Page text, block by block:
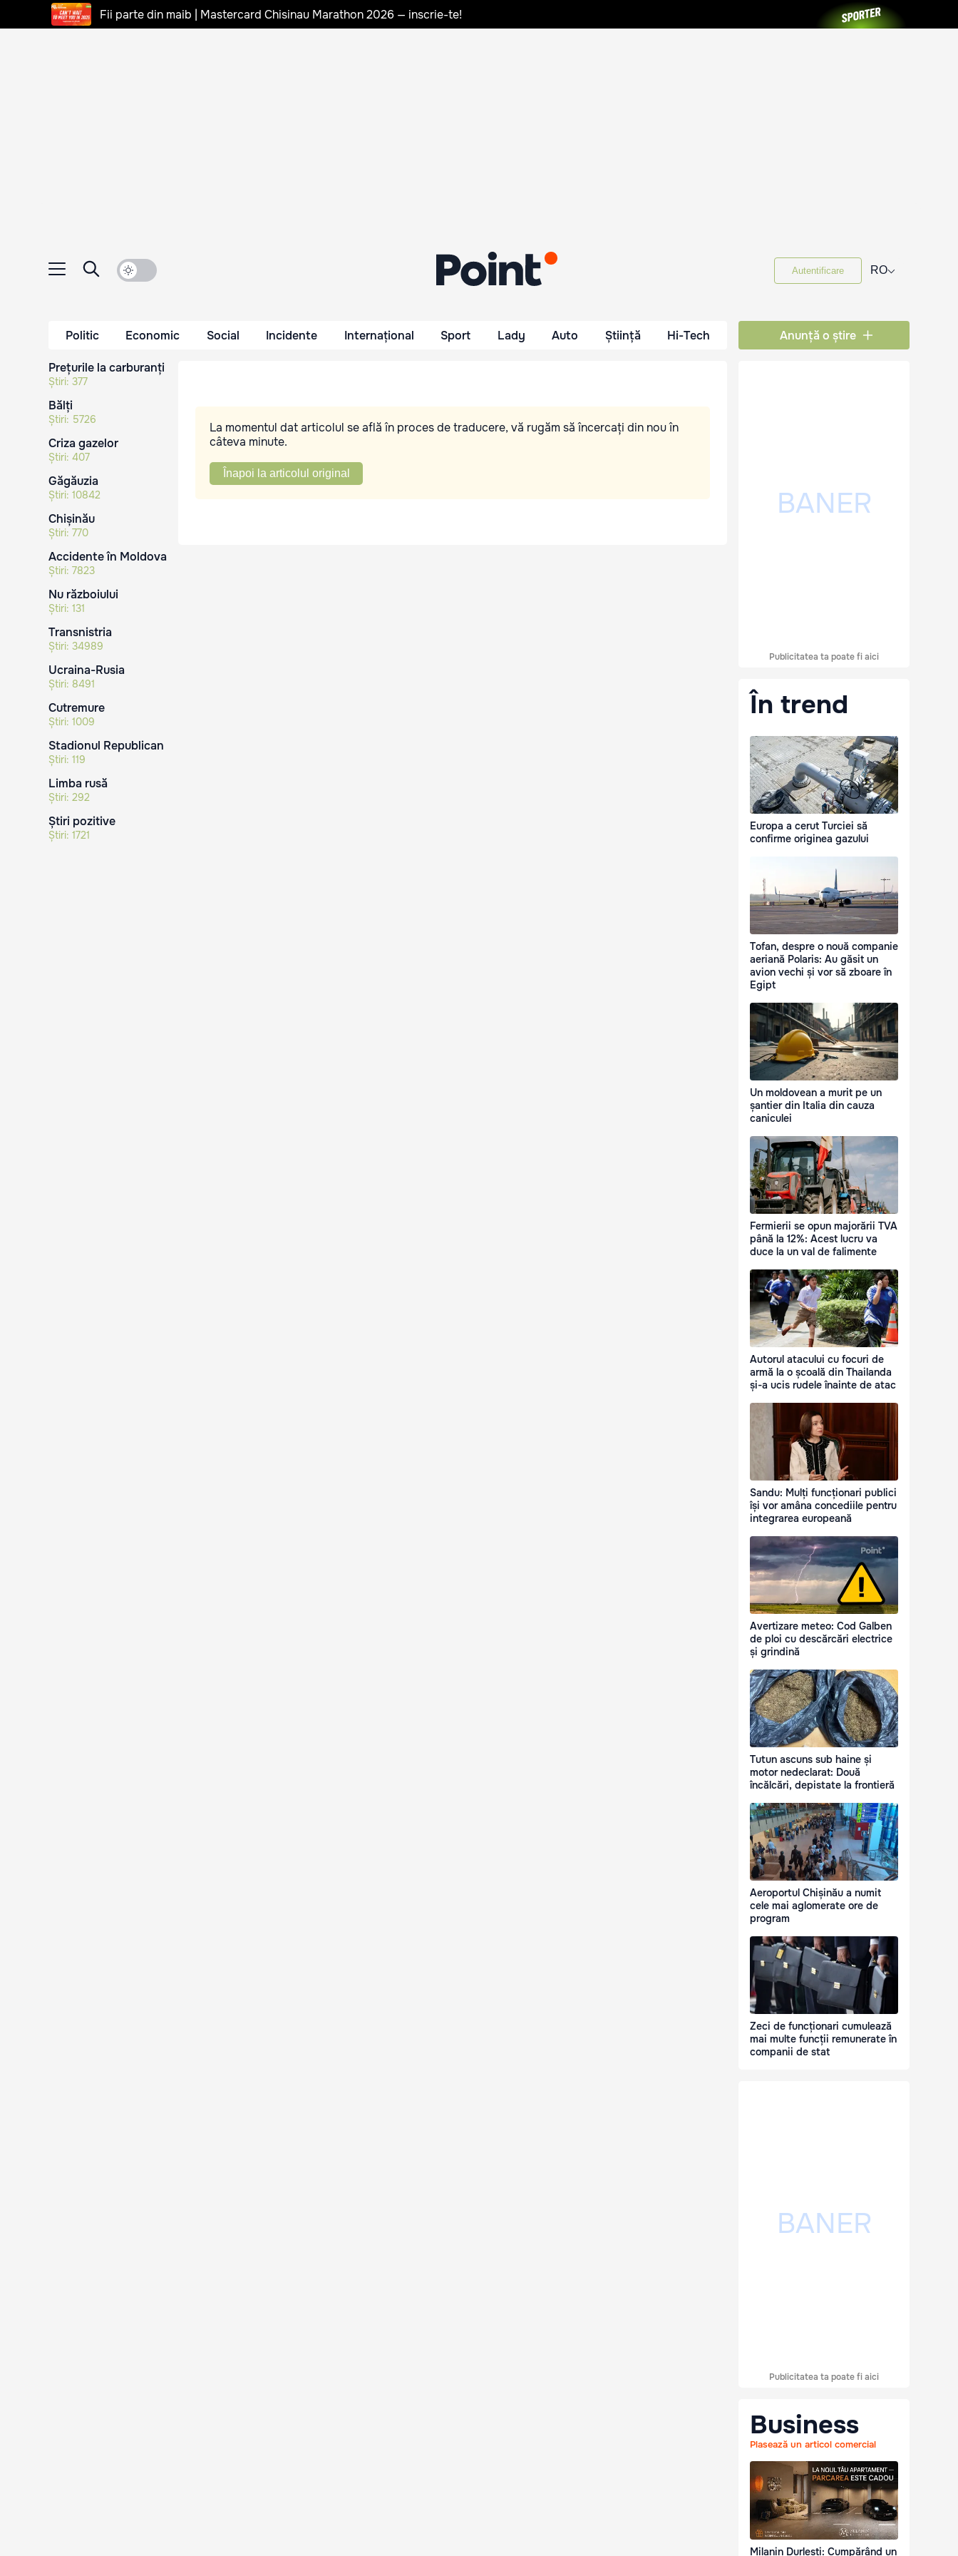
Fii parte din maib | Mastercard Chisinau Marathon 2026 — inscrie-te!
Autentificare RO⌵
Politic Economic Social Incidente Internațional Sport Lady Auto Știință Hi-Tech Anunță o știre
Prețurile la carburanți
Știri: 377
Bălți
Știri: 5726
Criza gazelor
Știri: 407
Găgăuzia
Știri: 10842
Chișinău
Știri: 770
Accidente în Moldova
Știri: 7823
Nu războiului
Știri: 131
Transnistria
Știri: 34989
Ucraina-Rusia
Știri: 8491
Cutremure
Știri: 1009
Stadionul Republican
Știri: 119
Limba rusă
Știri: 292
Știri pozitive
Știri: 1721
La momentul dat articolul se află în proces de traducere, vă rugăm să încercați din nou în
câteva minute.
Înapoi la articolul original
Publicitatea ta poate fi aici
În trend
Europa a cerut Turciei să
confirme originea gazului
Tofan, despre o nouă companie
aeriană Polaris: Au găsit un
avion vechi și vor să zboare în
Egipt
Un moldovean a murit pe un
șantier din Italia din cauza
caniculei
Fermierii se opun majorării TVA
până la 12%: Acest lucru va
duce la un val de falimente
Autorul atacului cu focuri de
armă la o școală din Thailanda
și-a ucis rudele înainte de atac
Sandu: Mulți funcționari publici
își vor amâna concediile pentru
integrarea europeană
Avertizare meteo: Cod Galben
de ploi cu descărcări electrice
și grindină
Tutun ascuns sub haine și
motor nedeclarat: Două
încălcări, depistate la frontieră
Aeroportul Chișinău a numit
cele mai aglomerate ore de
program
Zeci de funcționari cumulează
mai multe funcții remunerate în
companii de stat
Publicitatea ta poate fi aici
Business
Plasează un articol comercial
Milanin Durlești: Cumpărând un